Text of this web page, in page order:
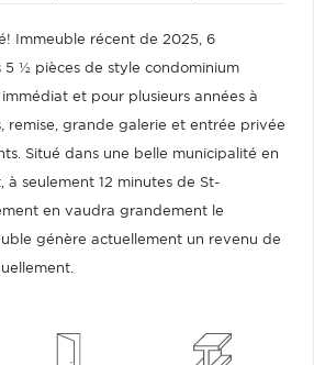
Immeuble récent de 2025, 6
5 ½ pièces de style condominium
et pour plusieurs années à
remise, grande galerie et entrée privée
Situé dans une belle municipalité en
seulement 12 minutes de St-
en vaudra grandement le
génère actuellement un revenu de